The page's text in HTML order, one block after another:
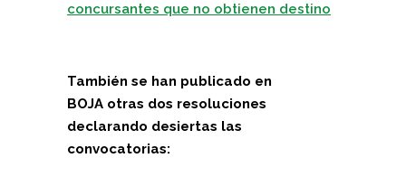
concursantes que no obtienen destino
También se han publicado en
BOJA otras dos resoluciones
declarando desiertas las
convocatorias: